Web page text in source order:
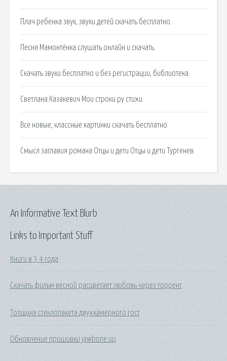
Плач ребенка звук, звуки детей скачать бесплатно.
Песня Мамонтёнка слушать онлайн и скачать.
Скачать звуки бесплатно и без регистрации, библиотека.
Светлана Казакевич Мои строки.ру стихи.
Все новые, классные картинки скачать бесплатно.
Смысл заглавия романа Отцы и дети Отцы и дети Тургенев.
Links to Important Stuff
Книги в 3 4 года
Скачать фильм весной расцветает любовь через торрент
Толщина стеклопакета двухкамерного гост
Обновление прошивки jawbone up
An Informative Text Blurb